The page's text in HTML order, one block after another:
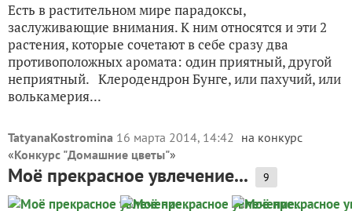
Есть в растительном мире парадоксы,
заслуживающие внимания. К ним относятся и эти 2
растения, которые сочетают в себе сразу два
противоположных аромата: один приятный, другой
неприятный. Клеродендрон Бунге, или пахучий, или
волькамерия...
TatyanaKostromina 16 марта 2014, 14:42 на конкурс
«Конкурс "Домашние цветы"»
Моё прекрасное увлечение... 9